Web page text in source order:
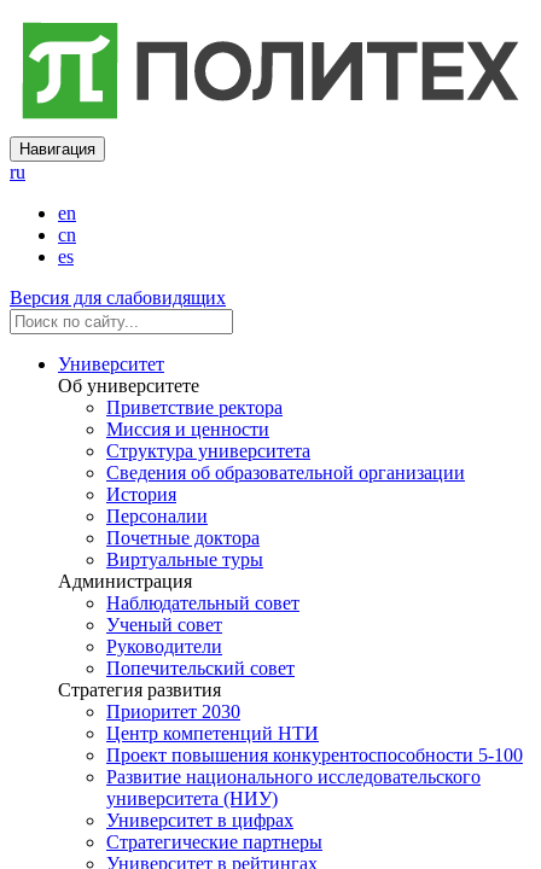
Навигация
ru
en
cn
es
Версия для слабовидящих
Университет
Об университете
Приветствие ректора
Миссия и ценности
Структура университета
Сведения об образовательной организации
История
Персоналии
Почетные доктора
Виртуальные туры
Администрация
Наблюдательный совет
Ученый совет
Руководители
Попечительский совет
Стратегия развития
Приоритет 2030
Центр компетенций НТИ
Проект повышения конкурентоспособности 5-100
Развитие национального исследовательского
университета (НИУ)
Университет в цифрах
Стратегические партнеры
Университет в рейтингах